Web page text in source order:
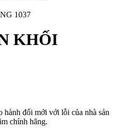
KHỐI
đổi mới với lỗi của nhà sản
chính hãng.